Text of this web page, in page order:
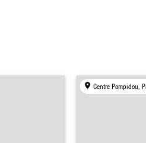
Centre Pompidou,